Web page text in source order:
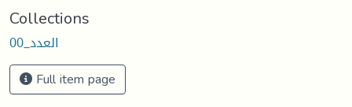
Collections
العدد_00
Full item page